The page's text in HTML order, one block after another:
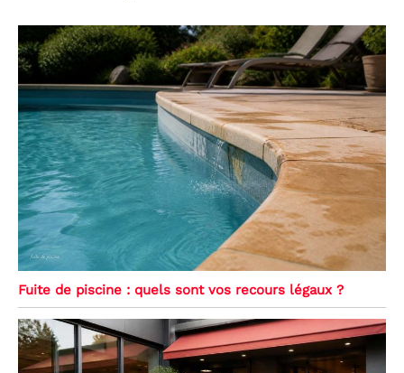
Fuite de piscine : quels sont vos recours légaux ?